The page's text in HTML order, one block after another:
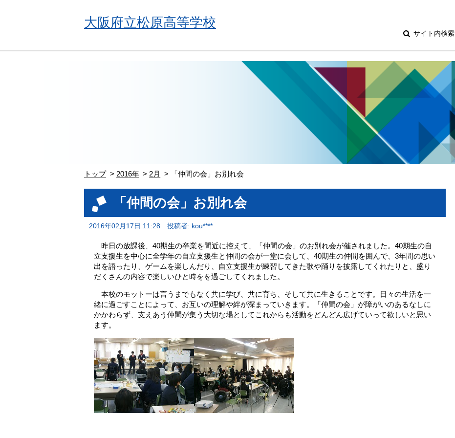
大阪府立松原高等学校
サイト内検索
トップ 2016年 2月 「仲間の会」お別れ会
「仲間の会」お別れ会
2016年02月17日 11:28 投稿者: kou****
昨日の放課後、40期生の卒業を間近に控えて、「仲間の会」のお別れ会が催されました。40期生の自
立支援生を中心に全学年の自立支援生と仲間の会が一堂に会して、40期生の仲間を囲んで、3年間の思い
出を語ったり、ゲームを楽しんだり、自立支援生が練習してきた歌や踊りを披露してくれたりと、盛り
だくさんの内容で楽しいひと時をを過ごしてくれました。
本校のモットーは言うまでもなく共に学び、共に育ち、そして共に生きることです。日々の生活を一
緒に過ごすことによって、お互いの理解や絆が深まっていきます。「仲間の会」が障がいのあるなしに
かかわらず、支えあう仲間が集う大切な場としてこれからも活動をどんどん広げていって欲しいと思い
ます。